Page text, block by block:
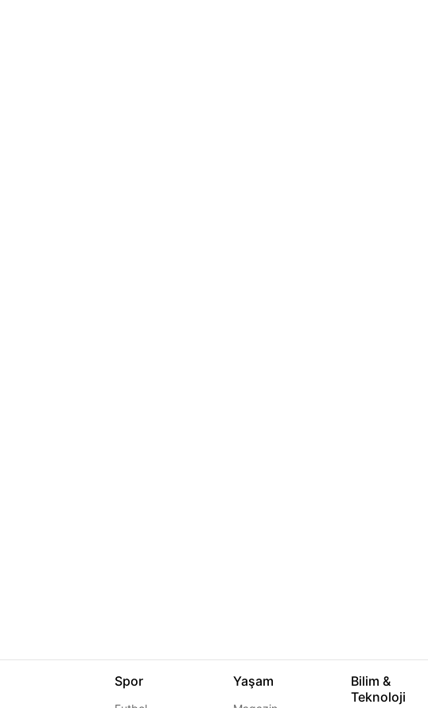
Spor Yaşam
Bilim &
Teknoloji